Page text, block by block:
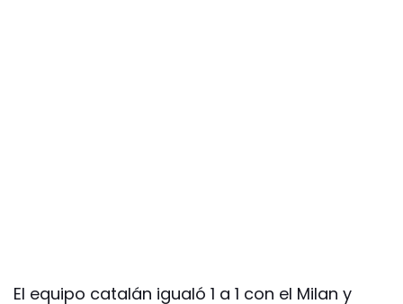
El equipo catalán igualó 1 a 1 con el Milan y